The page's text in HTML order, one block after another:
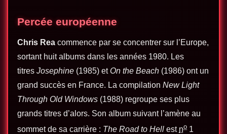
Percée européenne
Chris Rea commence par se concentrer sur l’Europe,
sortant huit albums dans les années 1980. Les
titres Josephine (1985) et On the Beach (1986) ont un
grand succès en France. La compilation New Light
Through Old Windows (1988) regroupe ses plus
grands titres d’alors. Son album suivant l’amène au
sommet de sa carrière : The Road to Hell est no 1